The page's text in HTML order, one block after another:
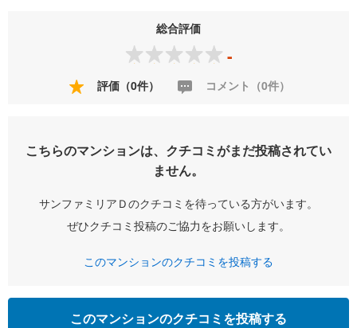
総合評価
-
評価（0件） コメント（0件）
こちらのマンションは、クチコミがまだ投稿されてい
ません。
サンファミリアＤのクチコミを待っている方がいます。
ぜひクチコミ投稿のご協力をお願いします。
このマンションのクチコミを投稿する
このマンションのクチコミを投稿する